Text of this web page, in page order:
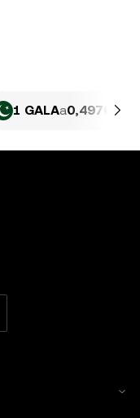
1 GALAa0,49769